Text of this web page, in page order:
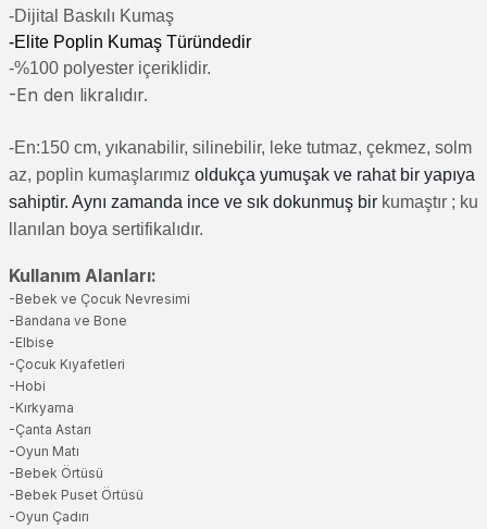
-Dijital Baskılı Kumaş
-Elite Poplin Kumaş Türündedir
-%100 polyester içeriklidir.
-En den likralıdır.
-En:150 cm, yıkanabilir, silinebilir, leke tutmaz, çekmez, solm
az, poplin kumaşlarımız oldukça yumuşak ve rahat bir yapıya
sahiptir. Aynı zamanda ince ve sık dokunmuş bir kumaştır ; ku
llanılan boya sertifikalıdır.
Kullanım Alanları:
-Bebek ve Çocuk Nevresimi
-Bandana ve Bone
-Elbise
-Çocuk Kıyafetleri
-Hobi
-Kırkyama
-Çanta Astarı
-Oyun Matı
-Bebek Örtüsü
-Bebek Puset Örtüsü
-Oyun Çadırı